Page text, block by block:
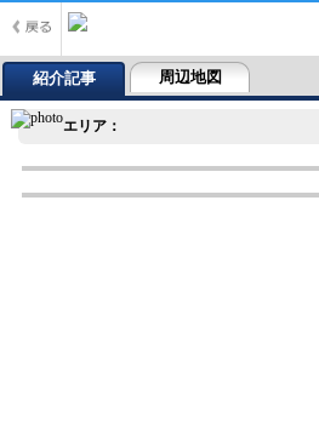
紹介記事 周辺地図
エリア：